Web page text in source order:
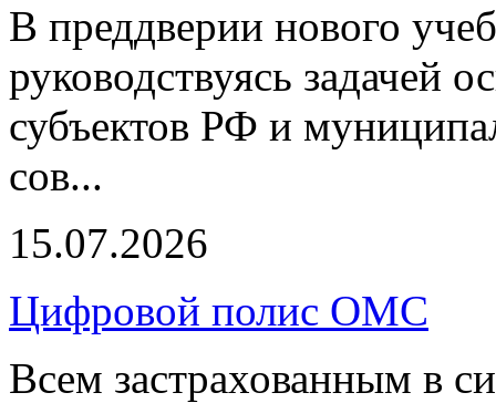
В преддверии нового
руководствуясь задачей
субъектов РФ и
сов...
15.07.2026
Цифровой полис ОМС
Всем застрахованным в